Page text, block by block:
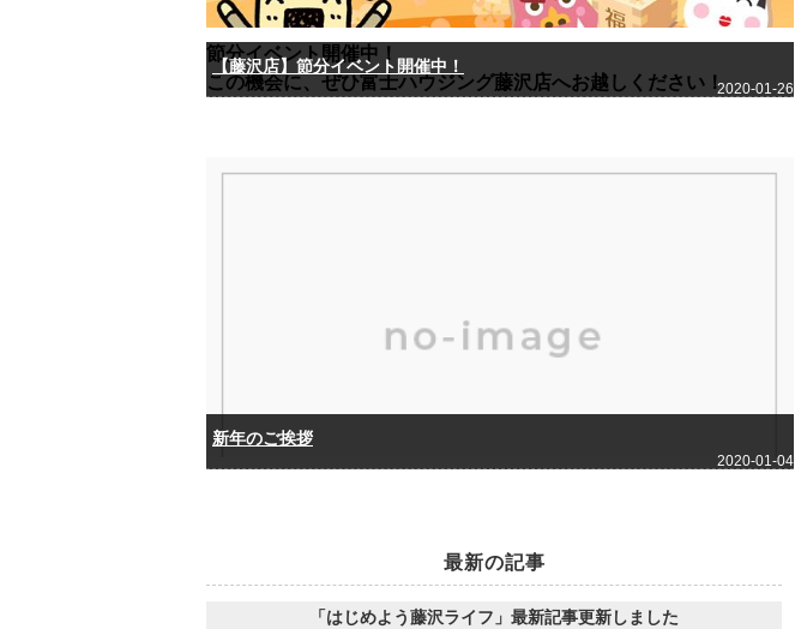
【藤沢店】節分イベント開催中！
2020-01-26
節分イベント開催中！
この機会に、ぜひ富士ハウジング藤沢店へお越しください！
新年のご挨拶
2020-01-04
最新の記事
「はじめよう藤沢ライフ」最新記事更新しました